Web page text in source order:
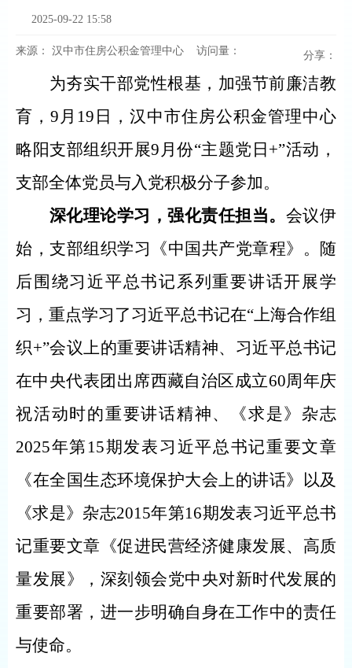
2025-09-22 15:58
来源： 汉中市住房公积金管理中心 访问量： 分享：
为夯实干部党性根基，加强节前廉洁教
育， 9月19 日，汉中市住房公积金管理中心
略阳支部组织开展9月份“主题党日+”活动，
支部全体党员与入党积极分子参加。
深化理论学习，强化责任担当。 会议伊
始，支部组织学习《中国共产党章程》。随
后围绕习近平总书记系列重要讲话开展学
习，重点学习了习近平总书记在“上海合作组
织+”会议上的重要讲话精神、习近平总书记
在中央代表团出席西藏自治区成立60周年庆
祝活动时的重要讲话精神、《求是》杂志
2025年第15期发表习近平总书记重要文章
《在全国生态环境保护大会上的讲话》以及
《求是》杂志2015年第16期发表习近平总书
记重要文章《促进民营经济健康发展、高质
量发展》，深刻领会党中央对新时代发展的
重要部署，进一步明确自身在工作中的责任
与使命。